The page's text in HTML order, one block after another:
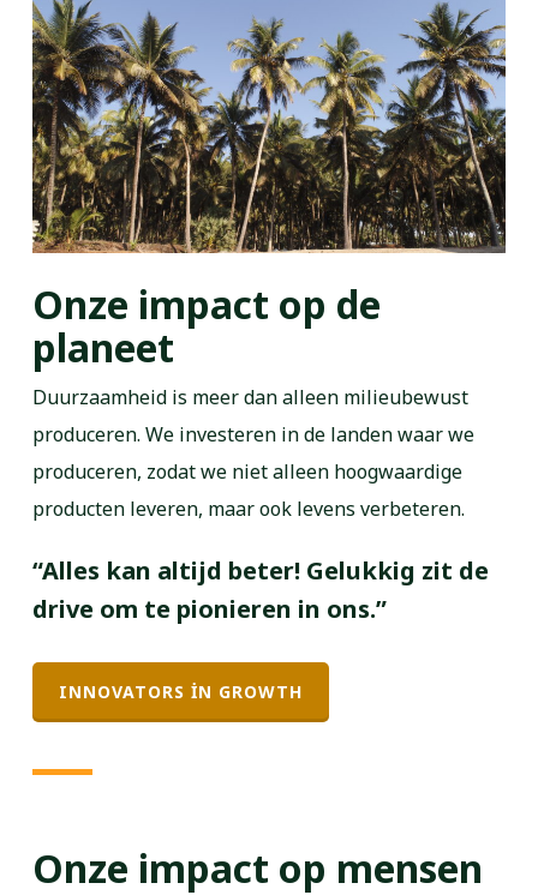
Onze impact op de
planeet
Duurzaamheid is meer dan alleen milieubewust
produceren. We investeren in de landen waar we
produceren, zodat we niet alleen hoogwaardige
producten leveren, maar ook levens verbeteren.
“Alles kan altijd beter! Gelukkig zit de
drive om te pionieren in ons.”
INNOVATORS IN GROWTH
Onze impact op mensen